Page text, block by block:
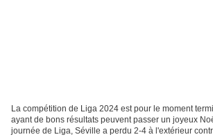
La compétition de Liga 2024 est pour le moment
ayant de bons résultats peuvent passer un joyeux
journée de Liga, Séville a perdu 2-4 à l'extérieur